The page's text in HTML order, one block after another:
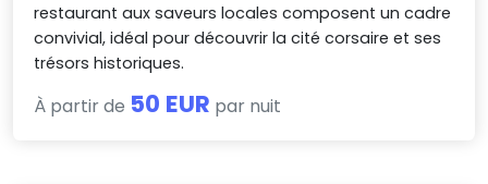
restaurant aux saveurs locales composent un cadre
convivial, idéal pour découvrir la cité corsaire et ses
trésors historiques.
À partir de 50 EUR par nuit